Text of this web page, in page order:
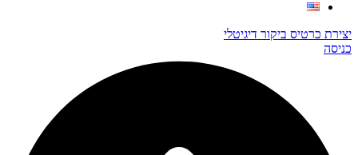
יצירת כרטיס ביקור דיגיטלי
כניסה